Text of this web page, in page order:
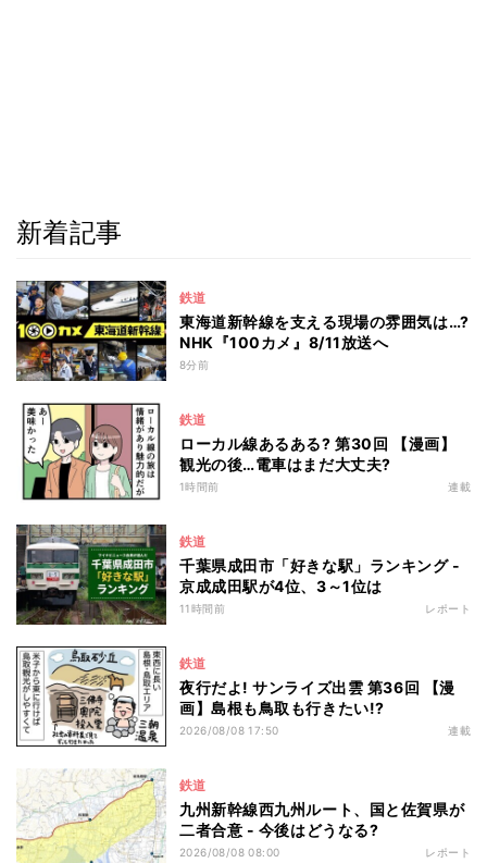
新着記事
鉄道
東海道新幹線を支える現場の雰囲気は…?
NHK『100カメ』8/11放送へ
8分前
鉄道
ローカル線あるある? 第30回 【漫画】
観光の後…電車はまだ大丈夫?
1時間前 連載
鉄道
千葉県成田市「好きな駅」ランキング -
京成成田駅が4位、3～1位は
11時間前 レポート
鉄道
夜行だよ! サンライズ出雲 第36回 【漫
画】島根も鳥取も行きたい!?
2026/08/08 17:50 連載
鉄道
九州新幹線西九州ルート、国と佐賀県が
二者合意 - 今後はどうなる?
2026/08/08 08:00 レポート